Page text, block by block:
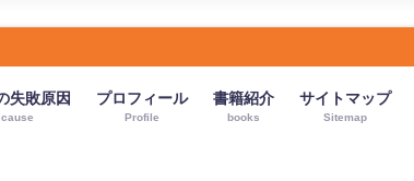
失敗原因
cause
プロフィール
Profile
書籍紹介
books
サイトマップ
Sitemap